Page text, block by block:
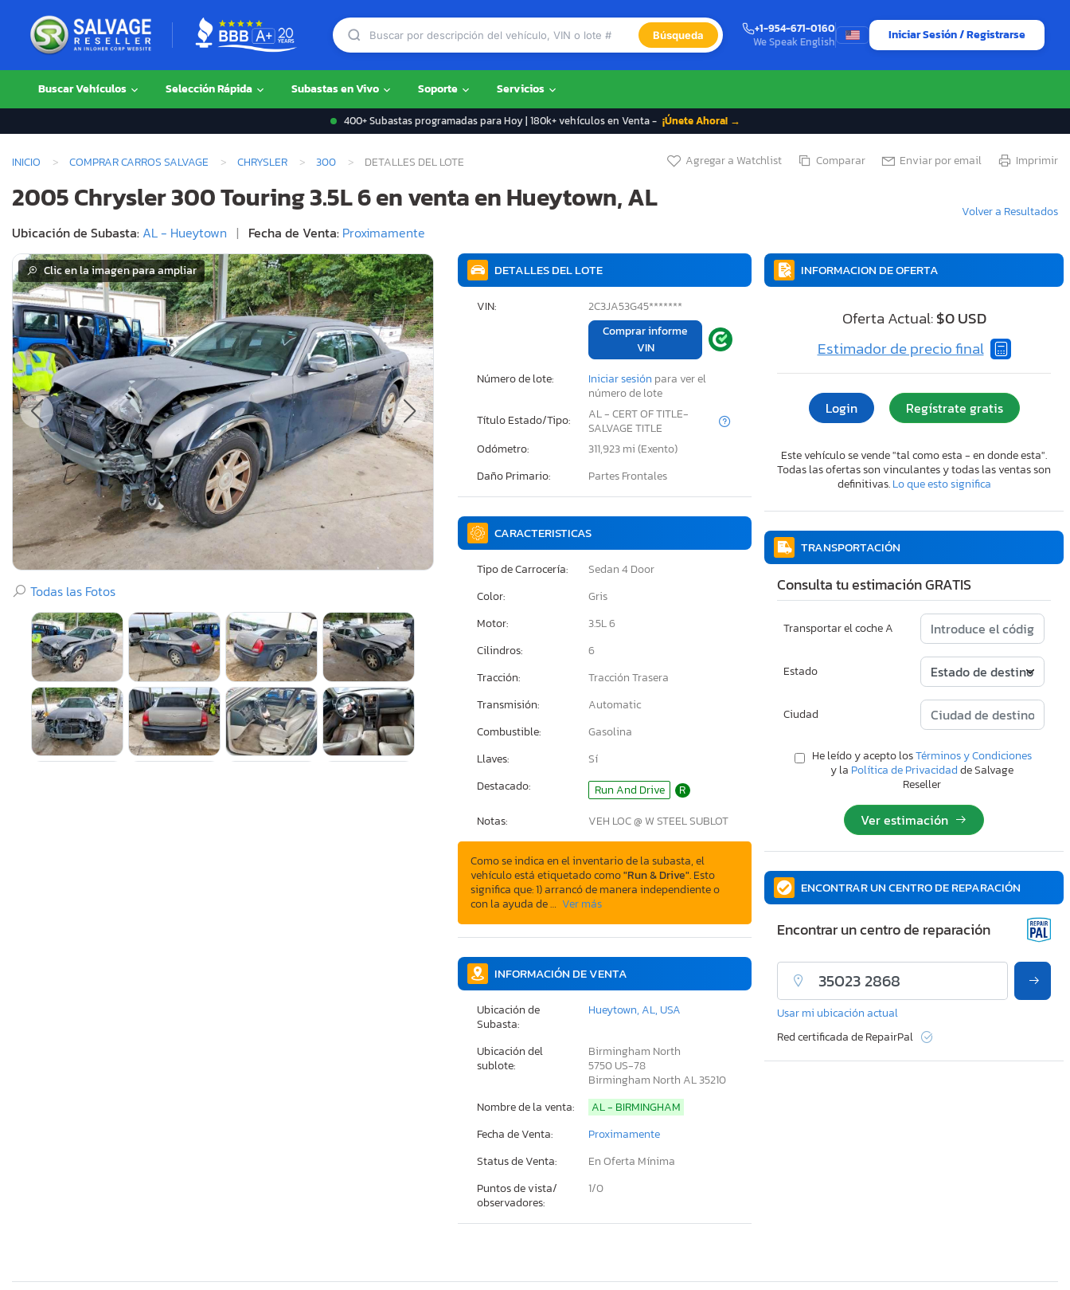
Búsqueda
+1-954-671-0160
We Speak English
Iniciar Sesión / Registrarse
Buscar Vehículos Selección Rápida Subastas en Vivo Soporte Servicios
400+ Subastas programadas para Hoy | 180k+ vehículos en Venta - ¡Únete Ahora! →
INICIO COMPRAR CARROS SALVAGE CHRYSLER 300 DETALLES DEL LOTE Agregar a Watchlist Comparar Enviar por email Imprimir
2005 Chrysler 300 Touring 3.5L 6 en venta en Hueytown, AL
Ubicación de Subasta: AL - Hueytown | Fecha de Venta: Proximamente
Volver a Resultados
Clic en la imagen para ampliar
Todas las Fotos
DETALLES DEL LOTE
VIN:
2C3JA53G45*******
Comprar informe
VIN
Número de lote:
Iniciar sesión para ver el
número de lote
Título Estado/Tipo:
AL - CERT OF TITLE-
SALVAGE TITLE
Odómetro:
311,923 mi (Exento)
Daño Primario:
Partes Frontales
CARACTERISTICAS
Tipo de Carrocería:
Sedan 4 Door
Color:
Gris
Motor:
3.5L 6
Cilindros:
6
Tracción:
Tracción Trasera
Transmisión:
Automatic
Combustible:
Gasolina
Llaves:
Sí
Destacado:
Run And Drive R
Notas: VEH LOC @ W STEEL SUBLOT
Como se indica en el inventario de la subasta, el
vehículo está etiquetado como"Run & Drive". Esto
significa que: 1) arrancó de manera independiente o
con la ayuda de … Ver más
INFORMACIÓN DE VENTA
Ubicación de
Subasta:
Hueytown, AL, USA
Ubicación del
sublote:
Birmingham North
5750 US-78
Birmingham North AL 35210
Nombre de la venta:
AL - BIRMINGHAM
Fecha de Venta:
Proximamente
Status de Venta:
En Oferta Mínima
Puntos de vista/
observadores:
1/0
INFORMACION DE OFERTA
Oferta Actual:$0 USD
Estimador de precio final
Login Regístrate gratis
Este vehículo se vende "tal como esta - en donde esta".
Todas las ofertas son vinculantes y todas las ventas son
definitivas.Lo que esto significa
TRANSPORTACIÓN
Consulta tu estimación GRATIS
Transportar el coche A
Estado
Ciudad
He leído y acepto losTérminos y Condiciones
y la Política de Privacidadde Salvage
Reseller
Ver estimación
ENCONTRAR UN CENTRO DE REPARACIÓN
Encontrar un centro de reparación
Usar mi ubicación actual
Red certificada de RepairPal